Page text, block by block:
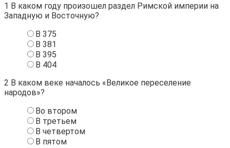
1 В каком году произошел раздел Римской империи на
Западную и Восточную?
В 375
В 381
В 395
В 404
2 В каком веке началось «Великое переселение
народов»?
Во втором
В третьем
В четвертом
В пятом